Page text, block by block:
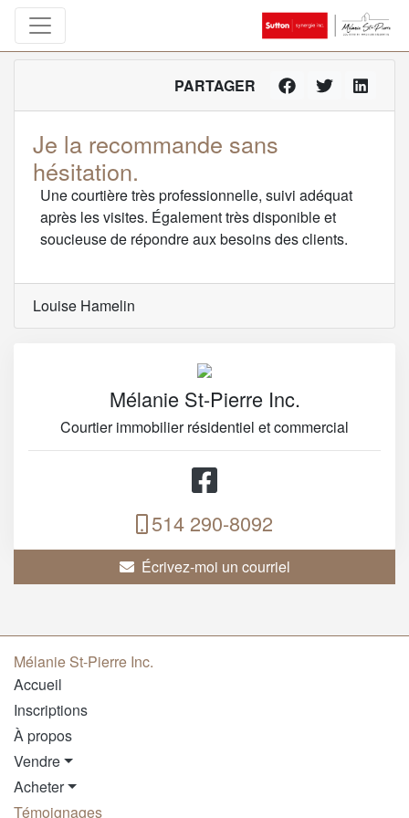
PARTAGER
Je la recommande sans
hésitation.
Une courtière très professionnelle, suivi adéquat
après les visites. Également très disponible et
soucieuse de répondre aux besoins des clients.
Louise Hamelin
Mélanie St-Pierre Inc.
Courtier immobilier résidentiel et commercial
514 290-8092
Écrivez-moi un courriel
Mélanie St-Pierre Inc.
Accueil
Inscriptions
À propos
Vendre
Acheter
Témoignages